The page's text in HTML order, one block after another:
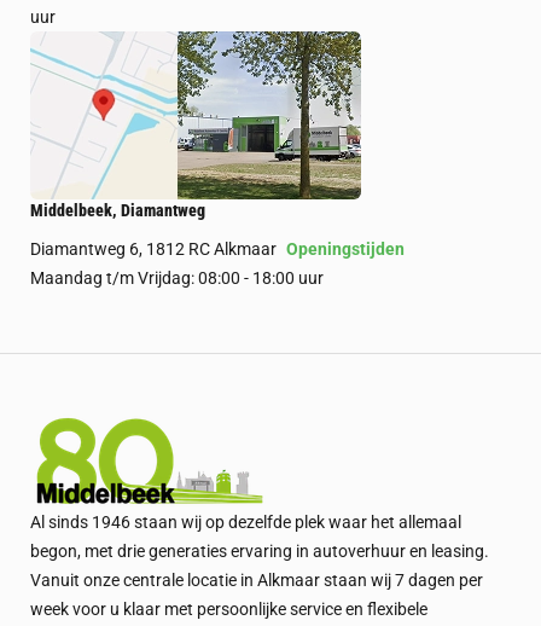
uur
Middelbeek, Diamantweg
Diamantweg 6, 1812 RC Alkmaar Openingstijden
Maandag t/m Vrijdag: 08:00 - 18:00 uur
Al sinds 1946 staan wij op dezelfde plek waar het allemaal
begon, met drie generaties ervaring in autoverhuur en leasing.
Vanuit onze centrale locatie in Alkmaar staan wij 7 dagen per
week voor u klaar met persoonlijke service en flexibele